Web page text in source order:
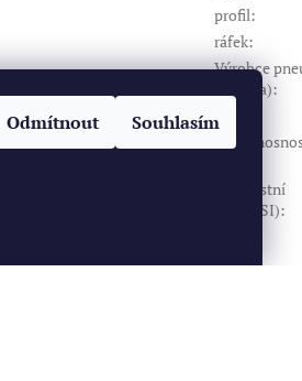
Odmítnout Souhlasím
profil:
ráfek:
Výrobce
(značka):
Dezén
Index
Rychlostní
index (SI):